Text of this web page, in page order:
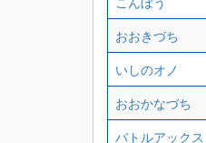
おおきづち
いしのオノ
おおかなづち
バトルアックス